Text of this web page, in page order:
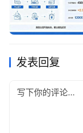
发表回复